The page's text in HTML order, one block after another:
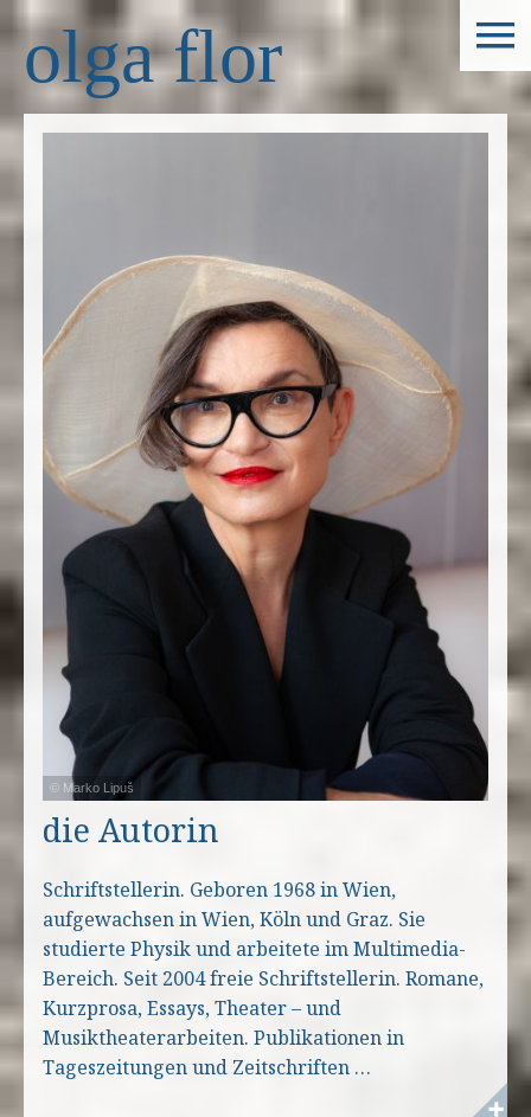
olga flor
© Marko Lipuš
die Autorin
Schriftstellerin. Geboren 1968 in Wien,
aufgewachsen in Wien, Köln und Graz. Sie
studierte Physik und arbeitete im Multimedia-
Bereich. Seit 2004 freie Schriftstellerin. Romane,
Kurzprosa, Essays, Theater – und
Musiktheaterarbeiten. Publikationen in
Tageszeitungen und Zeitschriften …